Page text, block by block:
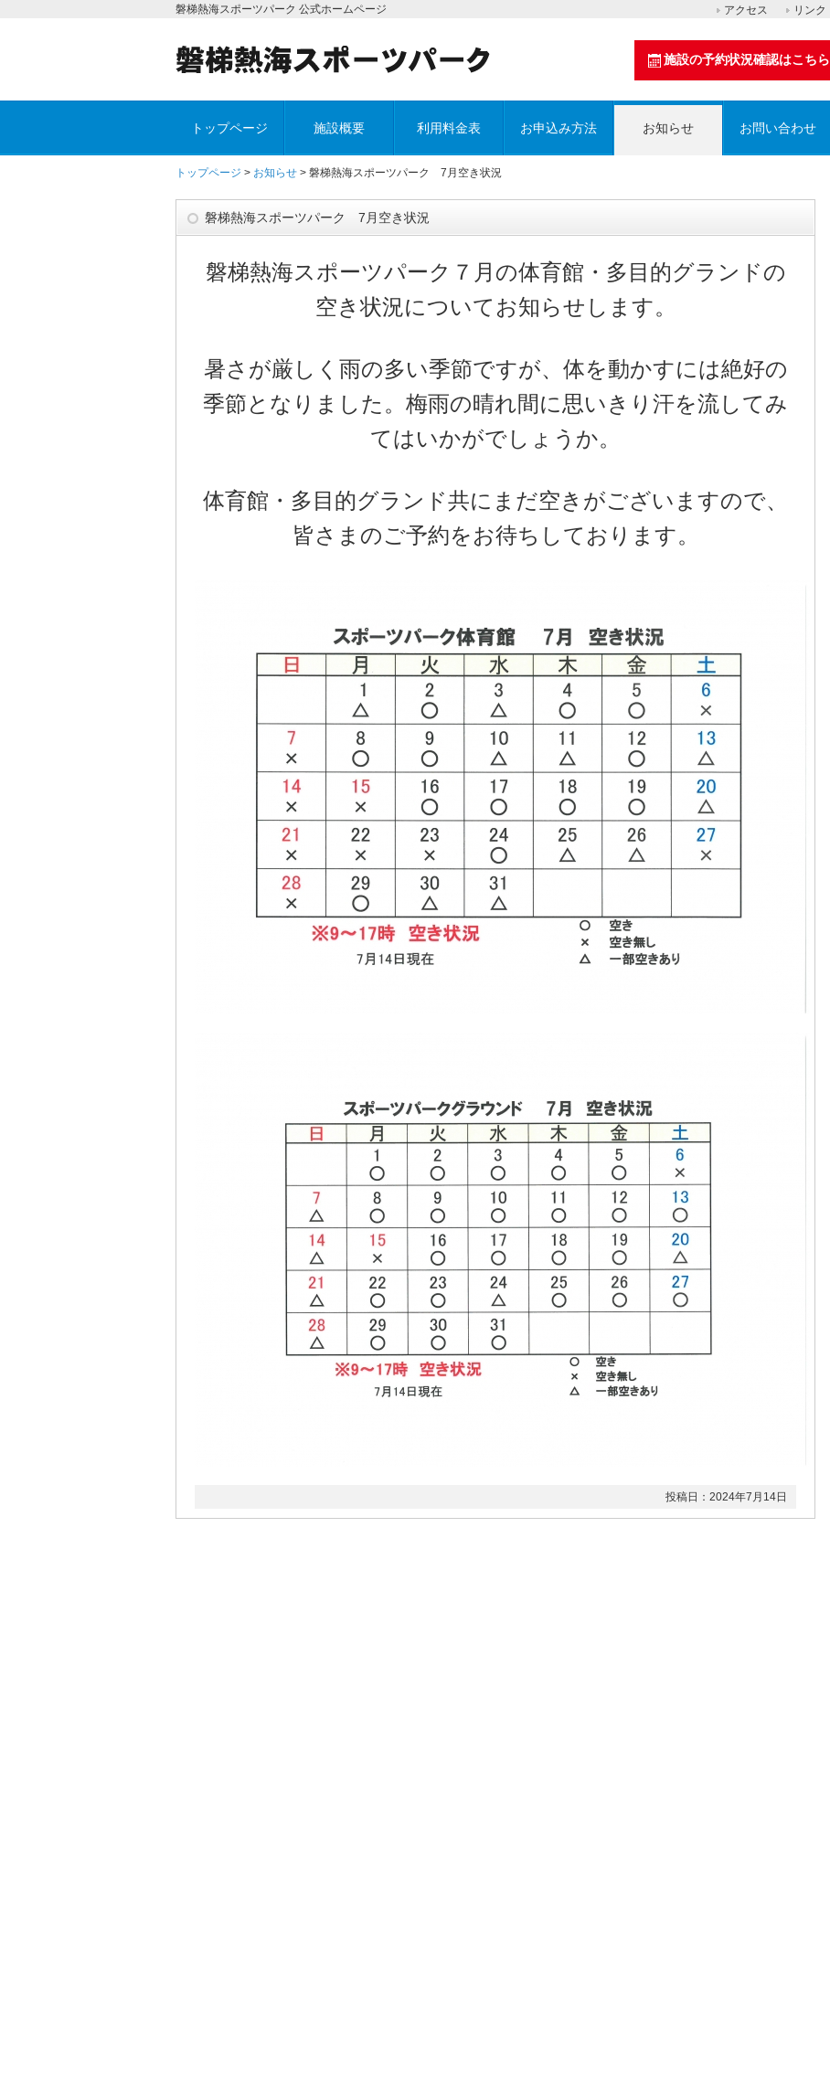
磐梯熱海スポーツパーク 公式ホームページ アクセス リンク
施設の予約状況確認はこちら
トップページ 施設概要 利用料金表 お申込み方法 お知らせ お問い合わせ
トップページ > お知らせ > 磐梯熱海スポーツパーク 7月空き状況
磐梯熱海スポーツパーク 7月空き状況
磐梯熱海スポーツパーク７月の体育館・多目的グランドの
空き状況についてお知らせします。
暑さが厳しく雨の多い季節ですが、体を動かすには絶好の
季節となりました。梅雨の晴れ間に思いきり汗を流してみ
てはいかがでしょうか。
体育館・多目的グランド共にまだ空きがございますので、
皆さまのご予約をお待ちしております。
投稿日：2024年7月14日